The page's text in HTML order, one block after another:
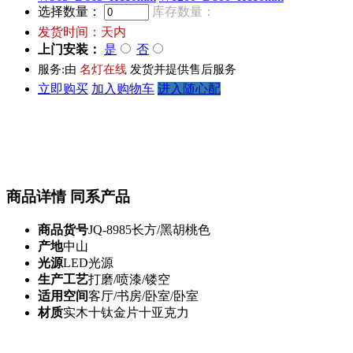
选择数量：
库存数量：
发货时间： 天内
上门安装：
是 否
服务:由 名灯在线 发货并提供售后服务
立即购买 加入购物车 进入随心配
商品详情 同系产品
商品货号JQ-8985长方/黑胡桃色
产地中山
光源LED光源
生产工艺打磨/喷漆/镂空
适用空间客厅/书房/卧室/卧室
材质实木十钛金片十亚克力